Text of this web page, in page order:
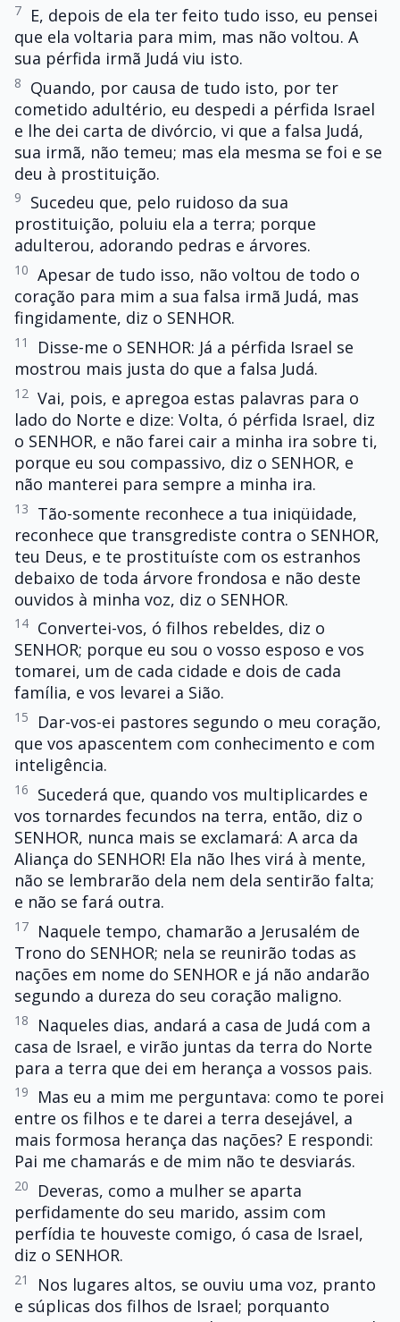
7
E, depois de ela ter feito tudo isso, eu pensei
que ela voltaria para mim, mas não voltou. A
sua pérfida irmã Judá viu isto.
8
Quando, por causa de tudo isto, por ter
cometido adultério, eu despedi a pérfida Israel
e lhe dei carta de divórcio, vi que a falsa Judá,
sua irmã, não temeu; mas ela mesma se foi e se
deu à prostituição.
9
Sucedeu que, pelo ruidoso da sua
prostituição, poluiu ela a terra; porque
adulterou, adorando pedras e árvores.
10 Apesar de tudo isso, não voltou de todo o
coração para mim a sua falsa irmã Judá, mas
fingidamente, diz o SENHOR.
11
Disse-me o SENHOR: Já a pérfida Israel se
mostrou mais justa do que a falsa Judá.
12 Vai, pois, e apregoa estas palavras para o
lado do Norte e dize: Volta, ó pérfida Israel, diz
o SENHOR, e não farei cair a minha ira sobre ti,
porque eu sou compassivo, diz o SENHOR, e
não manterei para sempre a minha ira.
13
Tão-somente reconhece a tua iniqüidade,
reconhece que transgrediste contra o SENHOR,
teu Deus, e te prostituíste com os estranhos
debaixo de toda árvore frondosa e não deste
ouvidos à minha voz, diz o SENHOR.
14 Convertei-vos, ó filhos rebeldes, diz o
SENHOR; porque eu sou o vosso esposo e vos
tomarei, um de cada cidade e dois de cada
família, e vos levarei a Sião.
15
Dar-vos-ei pastores segundo o meu coração,
que vos apascentem com conhecimento e com
inteligência.
16
Sucederá que, quando vos multiplicardes e
vos tornardes fecundos na terra, então, diz o
SENHOR, nunca mais se exclamará: A arca da
Aliança do SENHOR! Ela não lhes virá à mente,
não se lembrarão dela nem dela sentirão falta;
e não se fará outra.
17
Naquele tempo, chamarão a Jerusalém de
Trono do SENHOR; nela se reunirão todas as
nações em nome do SENHOR e já não andarão
segundo a dureza do seu coração maligno.
18
Naqueles dias, andará a casa de Judá com a
casa de Israel, e virão juntas da terra do Norte
para a terra que dei em herança a vossos pais.
19
Mas eu a mim me perguntava: como te porei
entre os filhos e te darei a terra desejável, a
mais formosa herança das nações? E respondi:
Pai me chamarás e de mim não te desviarás.
20
Deveras, como a mulher se aparta
perfidamente do seu marido, assim com
perfídia te houveste comigo, ó casa de Israel,
diz o SENHOR.
21
Nos lugares altos, se ouviu uma voz, pranto
e súplicas dos filhos de Israel; porquanto